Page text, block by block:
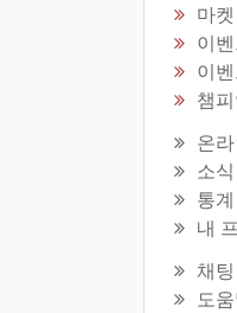
마켓
이
이
챔
온
소식
통계
내
채팅
도